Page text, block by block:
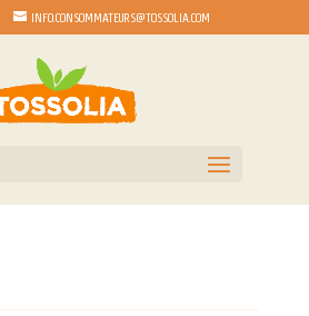
INFO.CONSOMMATEURS@TOSSOLIA.COM